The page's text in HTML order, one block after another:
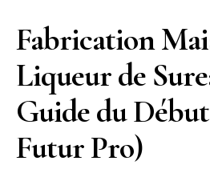
Fabrication
Liqueur de
Guide du
Futur Pro)